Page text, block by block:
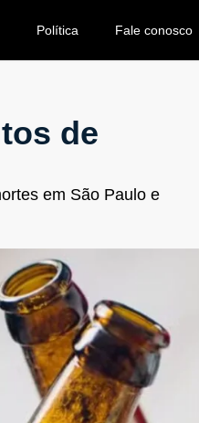
Política Fale conosco
de
em São Paulo e